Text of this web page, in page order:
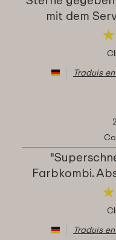
mit dem
★
★
Traduis
Farbkombi.
★
★
Traduis